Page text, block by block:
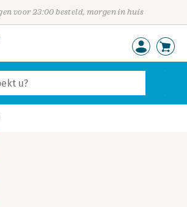
voor 23:00 besteld, morgen in huis